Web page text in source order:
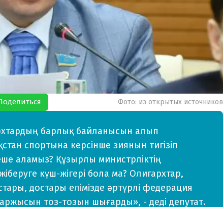
Фото: из открытых источников
барлық байланысын алып
спортына керсінше зиянын тигізіп
аламыз? Құзырлы министрліктің
күш-жігері бола ма? Олигархтар,
достары елімізде әртүрлі федерация
тоз-тозын шығарды», - деді депутат.